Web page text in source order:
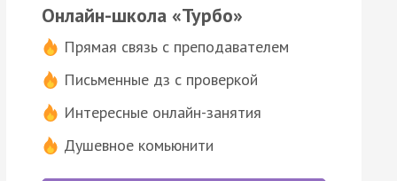
Онлайн-школа «Турбо»
Прямая связь с преподавателем
Письменные дз с проверкой
Интересные онлайн-занятия
Душевное комьюнити